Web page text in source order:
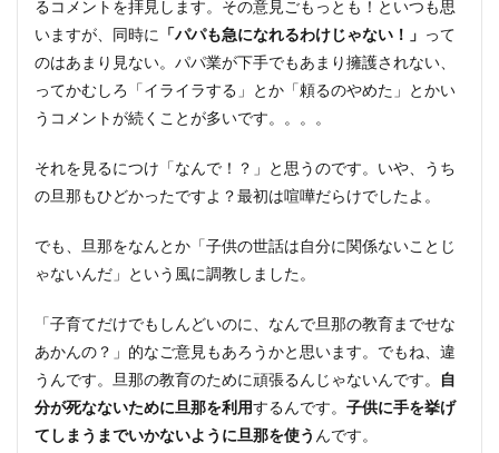
るコメントを拝見します。その意見ごもっとも！といつも思
いますが、同時に 「パパも急になれるわけじゃない！」 って
のはあまり見ない。パパ業が下手でもあまり擁護されない、
ってかむしろ「イライラする」とか「頼るのやめた」とかい
うコメントが続くことが多いです。。。。
それを見るにつけ「なんで！？」と思うのです。いや、うち
の旦那もひどかったですよ？最初は喧嘩だらけでしたよ。
でも、旦那をなんとか「子供の世話は自分に関係ないことじ
ゃないんだ」という風に調教しました。
「子育てだけでもしんどいのに、なんで旦那の教育までせな
あかんの？」的なご意見もあろうかと思います。でもね、違
うんです。旦那の教育のために頑張るんじゃないんです。
自
分が死なないために旦那を利用するんです。 子供に手を挙げ
てしまうまでいかないように旦那を使う んです。